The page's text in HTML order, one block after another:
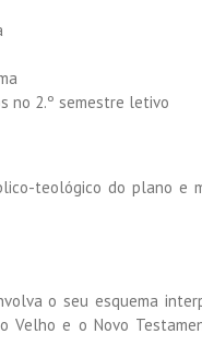
no 2.º semestre letivo
teológico do plano e
o seu esquema
Velho e o Novo